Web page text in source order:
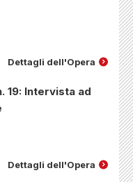
Dettagli dell'Opera
19: Intervista ad
Dettagli dell'Opera